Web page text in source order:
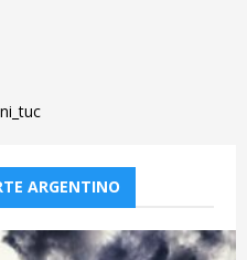
ARGENTINO